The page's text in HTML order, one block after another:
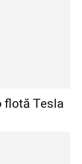
flotă Tesla